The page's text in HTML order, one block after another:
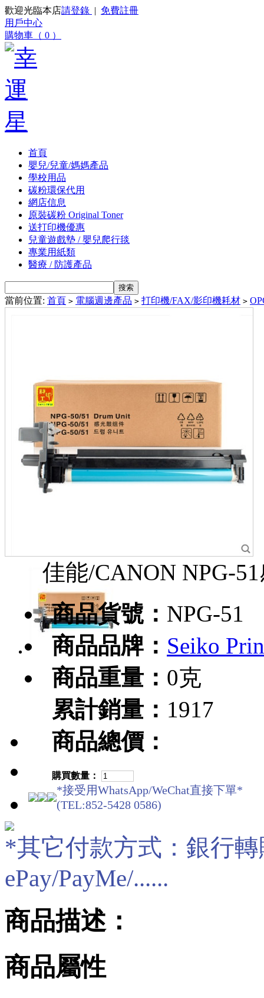
歡迎光臨本店請登錄 | 免費註冊
用戶中心
購物車（ 0 ）
首頁
嬰兒/兒童/媽媽產品
學校用品
碳粉環保代用
網店信息
原裝碳粉 Original Toner
送打印機優惠
兒童遊戲墊 / 嬰兒爬行毯
專業用紙類
醫療 / 防護產品
當前位置: 首頁 > 電腦週邊產品 > 打印機/FAX/影印機耗材 >
佳能/CANON NPG-
商品貨號： NPG-51
商品品牌： Seiko
商品重量： 0克
累計銷量： 1917
商品總價：
購買數量：
*接受用WhatsApp/WeChat直接下單*
(TEL:852-5428 0586)
*其它付款方式：銀行轉
ePay/PayMe/......
商品描述：
商品屬性